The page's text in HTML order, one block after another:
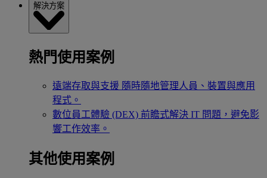
解決方案
熱門使用案例
遠端存取與支援 隨時隨地管理人員、裝置與應用
程式。
數位員工體驗 (DEX) 前瞻式解決 IT 問題，避免影
響工作效率。
其他使用案例